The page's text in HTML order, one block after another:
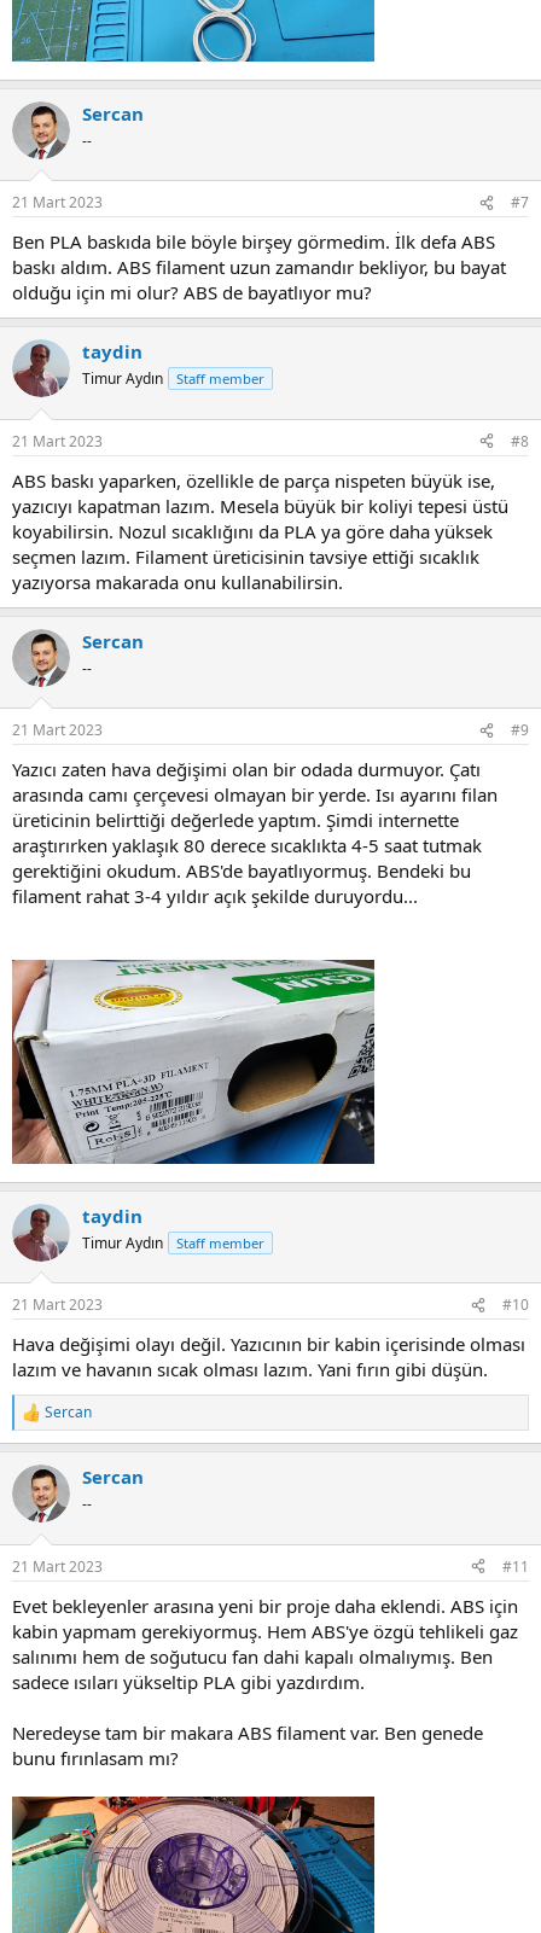
Sercan
--
21 Mart 2023 #7
Ben PLA baskıda bile böyle birşey görmedim. İlk defa ABS
baskı aldım. ABS filament uzun zamandır bekliyor, bu bayat
olduğu için mi olur? ABS de bayatlıyor mu?
taydin
Timur Aydın Staff member
21 Mart 2023 #8
ABS baskı yaparken, özellikle de parça nispeten büyük ise,
yazıcıyı kapatman lazım. Mesela büyük bir koliyi tepesi üstü
koyabilirsin. Nozul sıcaklığını da PLA ya göre daha yüksek
seçmen lazım. Filament üreticisinin tavsiye ettiği sıcaklık
yazıyorsa makarada onu kullanabilirsin.
Sercan
--
21 Mart 2023 #9
Yazıcı zaten hava değişimi olan bir odada durmuyor. Çatı
arasında camı çerçevesi olmayan bir yerde. Isı ayarını filan
üreticinin belirttiği değerlede yaptım. Şimdi internette
araştırırken yaklaşık 80 derece sıcaklıkta 4-5 saat tutmak
gerektiğini okudum. ABS'de bayatlıyormuş. Bendeki bu
filament rahat 3-4 yıldır açık şekilde duruyordu...
taydin
Timur Aydın Staff member
21 Mart 2023 #10
Hava değişimi olayı değil. Yazıcının bir kabin içerisinde olması
lazım ve havanın sıcak olması lazım. Yani fırın gibi düşün.
R
e
c
i
s
Sercan
Sercan
--
21 Mart 2023 #11
Evet bekleyenler arasına yeni bir proje daha eklendi. ABS için
kabin yapmam gerekiyormuş. Hem ABS'ye özgü tehlikeli gaz
salınımı hem de soğutucu fan dahi kapalı olmalıymış. Ben
sadece ısıları yükseltip PLA gibi yazdırdım.
Neredeyse tam bir makara ABS filament var. Ben genede
bunu fırınlasam mı?